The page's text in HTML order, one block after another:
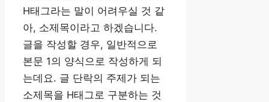
H태그라는 말이 어려우실 것 같
아, 소제목이라고 하겠습니다.
글을 작성할 경우, 일반적으로
본문 1의 양식으로 작성하게 되
는데요. 글 단락의 주제가 되는
소제목을 H태그로 구분하는 것